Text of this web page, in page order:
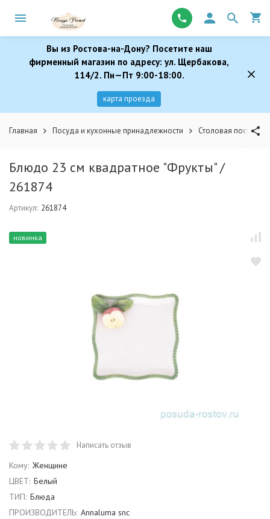
Вы из Ростова-на-Дону? Посетите наш
фирменный магазин по адресу: ул. Щербакова,
114/2. Пн—Пт 9:00-18:00.
карта проезда
Главная Посуда и кухонные принадлежности Столовая посуда
Блюдо 23 см квадратное "Фрукты" /
261874
Артикул: 261874
новинка
Написать отзыв
Кому: Женщине
ЦВЕТ: Белый
ТИП: Блюда
ПРОИЗВОДИТЕЛЬ: Annaluma snc